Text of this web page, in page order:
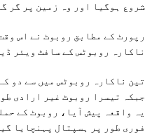
شروع ہوگیا اور وہ زمین پر گر
رپورٹ کے مطابق روبوٹ نے اس
ناکارہ روبوٹس کے سافٹ ویئر
تین ناکارہ روبوٹس میں سے دو
جبکہ تیسرا روبوٹ غیر ارادی
یہ واقعہ پیش آیا، روبوٹ کے
فوری طور پر ہسپتال پہنچایا